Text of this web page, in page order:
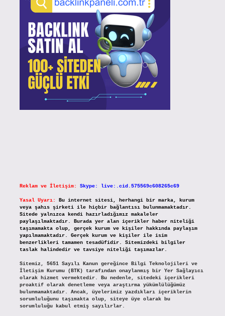
Reklam ve İletişim: Skype: live:.cid.575569c608265c69
Yasal Uyarı:
Bu internet sitesi, herhangi bir marka, kurum
veya şahıs şirketi ile hiçbir bağlantısı bulunmamaktadır.
Sitede yalnızca kendi hazırladığımız makaleler
paylaşılmaktadır. Burada yer alan içerikler haber niteliği
taşımamakta olup, gerçek kurum ve kişiler hakkında paylaşım
yapılmamaktadır. Gerçek kurum ve kişiler ile isim
benzerlikleri tamamen tesadüfidir. Sitemizdeki bilgiler
taslak halindedir ve tavsiye niteliği taşımazlar.
Sitemiz, 5651 Sayılı Kanun gereğince Bilgi Teknolojileri ve
İletişim Kurumu (BTK) tarafından onaylanmış bir Yer Sağlayıcı
olarak hizmet vermektedir. Bu nedenle, sitedeki içerikleri
proaktif olarak denetleme veya araştırma yükümlülüğümüz
bulunmamaktadır. Ancak, üyelerimiz yazdıkları içeriklerin
sorumluluğunu taşımakta olup, siteye üye olarak bu
sorumluluğu kabul etmiş sayılırlar.